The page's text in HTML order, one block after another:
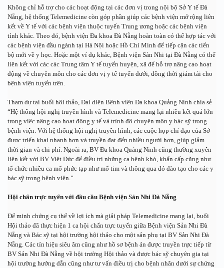
Không chỉ hỗ trợ cho các hoạt động tại các đơn vị trong nội bộ Sở Y tế Đà
Nẵng, hệ thống Telemedicine còn góp phần giúp các bệnh viện mở rộng liên
kết về Y tế với các bệnh viện thuộc tuyến Trung ương hoặc các bệnh viện
tỉnh khác. Theo đó, bệnh viện Đa khoa Đà Nẵng hoàn toàn có thể hợp tác với
các bệnh viện đầu ngành tại Hà Nội hoặc Hồ Chí Minh để tiếp cận các tiến
bộ mới về y học. Hoặc một ví dụ khác, Bệnh viện Sản Nhi tại Đà Nẵng có thể
liên kết với các các Trung tâm Y tế tuyến huyện, xã để hỗ trợ nâng cao hoạt
động về chuyên môn cho các đơn vị y tế tuyến dưới, đồng thời giảm tải cho
bệnh viện tuyến trên.
Tham dự tại buổi hội thảo, Đại diện Bệnh viện Đa khoa Quảng Ninh chia sẻ
“Hệ thống hội nghị truyền hình và Telemedicine mang lại nhiều kết quả lớn
trong việc nâng cao hoạt động y tế và trình độ chuyên môn y bác sỹ trong
bệnh viện. Với hệ thống hội nghị truyền hình, các cuộc họp chỉ đạo của Sở
được triển khai nhanh hơn và truyền đạt đến nhiều người hơn, giúp giảm
thời gian và chi phí. Ngoài ra, BV Đa khoa Quảng Ninh cũng thường xuyên
liên kết với BV Việt Đức để điều trị những ca bệnh khó, khẩn cấp cũng như
tổ chức nhiều ca mổ phức tạp như mổ tim và thông qua đó đào tạo cho các y
bác sỹ trong bệnh viện.”
Hội chẩn trực tuyến với đầu cầu Bệnh viện Sản Nhi Đà Nẵng
Để minh chứng cụ thể về lợi ích mà giải pháp Telemedicine mang lại, buổi
Hội thảo đã thực hiện 1 ca hội chẩn trực tuyến giữa Bệnh viện Sản Nhi Đà
Nẵng và Bác sỹ tại hội trường hội thảo cho một sản phụ tại BV Sản Nhi Đà
Nẵng. Các tín hiệu siêu âm cũng như hồ sơ bệnh án được truyền trực tiếp từ
BV Sản Nhi Đà Nẵng về hội trường Hội thảo và được bác sỹ chuyên gia tại
hội trường hướng dẫn cũng như tư vấn điều trị cho bệnh nhân dưới sự chứng